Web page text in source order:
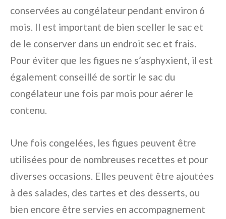
conservées au congélateur pendant environ 6
mois. Il est important de bien sceller le sac et
de le conserver dans un endroit sec et frais.
Pour éviter que les figues ne s’asphyxient, il est
également conseillé de sortir le sac du
congélateur une fois par mois pour aérer le
contenu.
Une fois congelées, les figues peuvent être
utilisées pour de nombreuses recettes et pour
diverses occasions. Elles peuvent être ajoutées
à des salades, des tartes et des desserts, ou
bien encore être servies en accompagnement